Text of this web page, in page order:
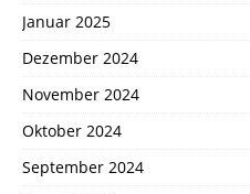
Januar 2025
Dezember 2024
November 2024
Oktober 2024
September 2024